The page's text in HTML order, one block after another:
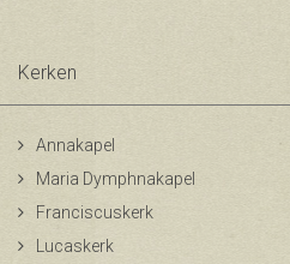
Kerken
Annakapel
Maria Dymphnakapel
Franciscuskerk
Lucaskerk